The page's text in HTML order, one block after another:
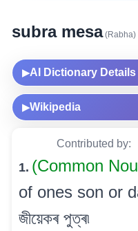
subra mesa(Rabha)
▶AI Dictionary Details
▶Wikipedia
Contributed by:
1. (Common
of ones son or
জীয়েকৰ পুত্ৰ৷